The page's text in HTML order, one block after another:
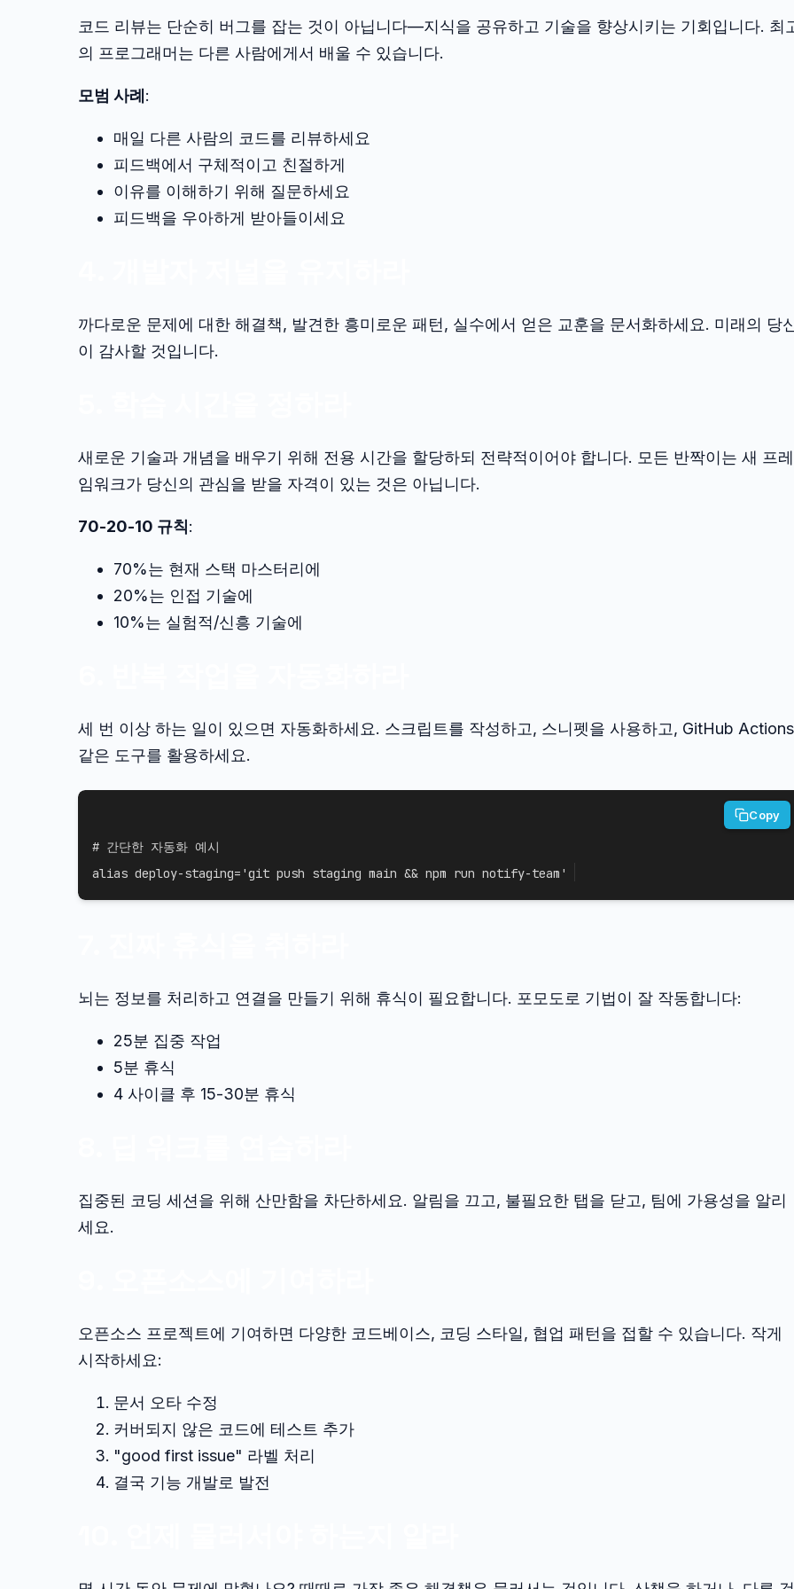
코드 리뷰는 단순히 버그를 잡는 것이 아닙니다—지식을 공유하고 기술을 향상시키는 기회입니다. 최
의 프로그래머는 다른 사람에게서 배울 수 있습니다.
모범 사례 :
매일 다른 사람의 코드를 리뷰하세요
피드백에서 구체적이고 친절하게
이유를 이해하기 위해 질문하세요
피드백을 우아하게 받아들이세요
까다로운 문제에 대한 해결책, 발견한 흥미로운 패턴, 실수에서 얻은 교훈을 문서화하세요. 미래의 당
이 감사할 것입니다.
새로운 기술과 개념을 배우기 위해 전용 시간을 할당하되 전략적이어야 합니다. 모든 반짝이는 새 프레
임워크가 당신의 관심을 받을 자격이 있는 것은 아닙니다.
70-20-10 규칙:
70%는 현재 스택 마스터리에
20%는 인접 기술에
10%는 실험적/신흥 기술에
세 번 이상 하는 일이 있으면 자동화하세요. 스크립트를 작성하고, 스니펫을 사용하고, GitHub Actions
같은 도구를 활용하세요.
# 간단한 자동화 예시
alias deploy-staging= 'git push staging main && npm run notify-team'
Copy
뇌는 정보를 처리하고 연결을 만들기 위해 휴식이 필요합니다. 포모도로 기법이 잘 작동합니다:
25분 집중 작업
5분 휴식
4 사이클 후 15-30분 휴식
집중된 코딩 세션을 위해 산만함을 차단하세요. 알림을 끄고, 불필요한 탭을 닫고, 팀에 가용성을 알리
세요.
오픈소스 프로젝트에 기여하면 다양한 코드베이스, 코딩 스타일, 협업 패턴을 접할 수 있습니다. 작게
시작하세요:
문서 오타 수정
커버되지 않은 코드에 테스트 추가
"good first issue" 라벨 처리
결국 기능 개발로 발전